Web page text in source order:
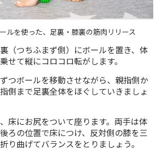
ルを使った、足裏・膝裏の筋肉リリース
（つちふまず側）にボールを置き、体
せて縦にコロコロ転がします。
つボールを移動させながら、親指側か
側まで足裏全体をほぐしていきましょ
床にお尻をついて座ります。両手は体
ろの位置で床につけ、反対側の膝を三
り曲げてバランスをとりましょう。